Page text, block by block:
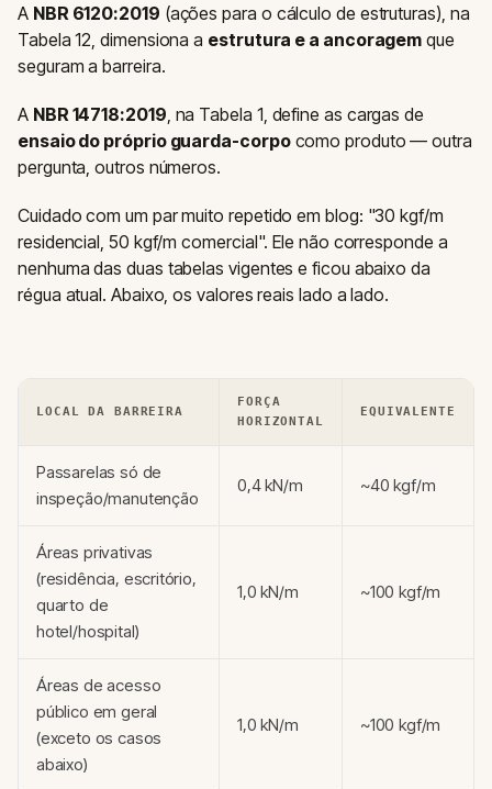
A NBR 6120:2019 (ações para o cálculo de estruturas), na
Tabela 12, dimensiona a estrutura e a ancoragem que
seguram a barreira.
A NBR 14718:2019 , na Tabela 1, define as cargas de
ensaio do próprio guarda-corpocomo produto — outra
pergunta, outros números.
Cuidado com um par muito repetido em blog: "30 kgf/m
residencial, 50 kgf/m comercial". Ele não corresponde a
nenhuma das duas tabelas vigentes e ficou abaixo da
régua atual. Abaixo, os valores reais lado a lado.
LOCAL DA BARREIRA
FORÇA
HORIZONTAL
EQUIVALENTE
Passarelas só de
inspeção/manutenção
0,4 kN/m ~40 kgf/m
Áreas privativas
(residência, escritório,
quarto de
hotel/hospital)
1,0 kN/m ~100 kgf/m
Áreas de acesso
público em geral
(exceto os casos
abaixo)
1,0 kN/m ~100 kgf/m